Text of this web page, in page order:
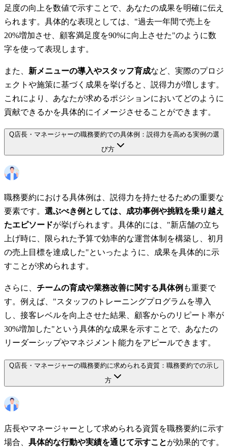
足度の向上を数値で示すことで、あなたの成果を明確に伝え
られます。具体的な表現としては、"過去一年間で売上を
20%増加させ、顧客満足度を90%に向上させた"のように数
字を使って表現します。
また、 新メニューの導入やスタッフ育成など、実際のプロジ
ェクトや施策に基づく成果を挙げると、説得力が増します。
これにより、あなたが求めるポジションにおいてどのように
貢献できるかを具体的にイメージさせることができます。
Q店長・マネージャーの職務要約での具体例：説得力を高める実例の選
び方
職務要約における具体例は、説得力を持たせるための重要な
要素です。 選ぶべき例としては、成功事例や挑戦を乗り越え
たエピソードが挙げられます。具体的には、"新店舗の立ち
上げ時に、限られた予算で効率的な運営体制を構築し、初月
の売上目標を達成した"といったように、成果を具体的に示
すことが求められます。
さらに、 チームの育成や業務改善に関する具体例 も重要で
す。例えば、"スタッフのトレーニングプログラムを導入
し、接客レベルを向上させた結果、顧客からのリピート率が
30%増加した"という具体的な成果を示すことで、あなたの
リーダーシップやマネジメント能力をアピールできます。
Q店長・マネージャーの職務要約に求められる資質：職務要約での示し
方
店長やマネージャーとして求められる資質を職務要約に示す
場合、 具体的な行動や実績を通じて示すことが効果的です。